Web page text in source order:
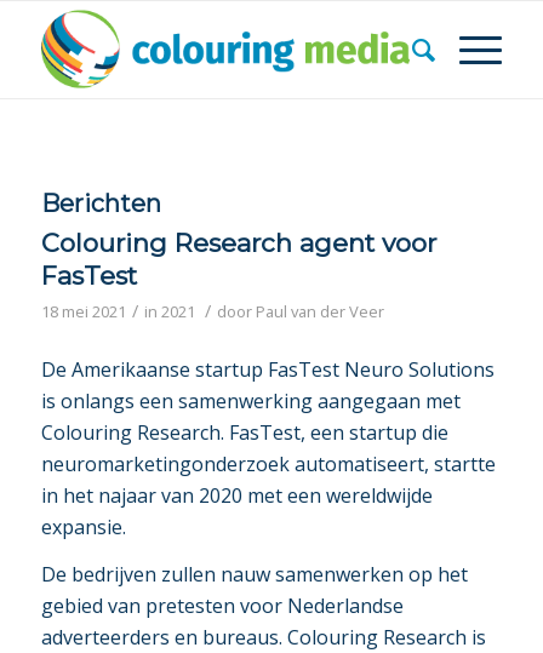
Berichten
Colouring Research agent voor
FasTest
18 mei 2021 / in 2021 / door Paul van der Veer
De Amerikaanse startup FasTest Neuro Solutions
is onlangs een samenwerking aangegaan met
Colouring Research. FasTest, een startup die
neuromarketingonderzoek automatiseert, startte
in het najaar van 2020 met een wereldwijde
expansie.
De bedrijven zullen nauw samenwerken op het
gebied van pretesten voor Nederlandse
adverteerders en bureaus. Colouring Research is